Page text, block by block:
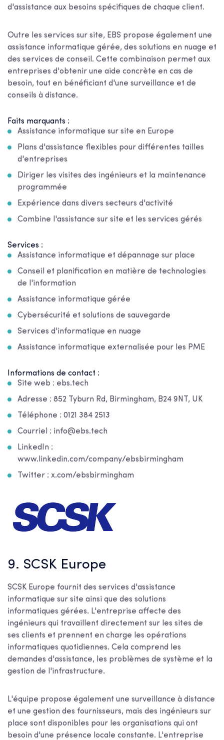
d'assistance aux besoins spécifiques de chaque client.
Outre les services sur site, EBS propose également une
assistance informatique gérée, des solutions en nuage et
des services de conseil. Cette combinaison permet aux
entreprises d'obtenir une aide concrète en cas de
besoin, tout en bénéficiant d'une surveillance et de
conseils à distance.
Faits marquants :
Assistance informatique sur site en Europe
Plans d'assistance flexibles pour différentes tailles
d'entreprises
Diriger les visites des ingénieurs et la maintenance
programmée
Expérience dans divers secteurs d'activité
Combine l'assistance sur site et les services gérés
Services :
Assistance informatique et dépannage sur place
Conseil et planification en matière de technologies
de l'information
Assistance informatique gérée
Cybersécurité et solutions de sauvegarde
Services d'informatique en nuage
Assistance informatique externalisée pour les PME
Informations de contact :
Site web : ebs.tech
Adresse : 852 Tyburn Rd, Birmingham, B24 9NT, UK
Téléphone : 0121 384 2513
Courriel : info@ebs.tech
LinkedIn :
www.linkedin.com/company/ebsbirmingham
Twitter : x.com/ebsbirmingham
9. SCSK Europe
SCSK Europe fournit des services d'assistance
informatique sur site ainsi que des solutions
informatiques gérées. L'entreprise affecte des
ingénieurs qui travaillent directement sur les sites de
ses clients et prennent en charge les opérations
informatiques quotidiennes. Cela comprend les
demandes d'assistance, les problèmes de système et la
gestion de l'infrastructure.
L'équipe propose également une surveillance à distance
et une gestion des fournisseurs, mais des ingénieurs sur
place sont disponibles pour les organisations qui ont
besoin d'une présence locale constante. L'entreprise